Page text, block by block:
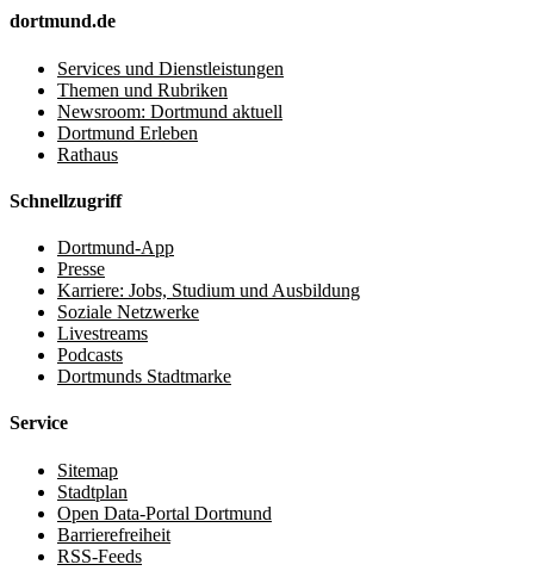
dortmund.de
Services und Dienstleistungen
Themen und Rubriken
Newsroom: Dortmund aktuell
Dortmund Erleben
Rathaus
Schnellzugriff
Dortmund-App
Presse
Karriere: Jobs, Studium und Ausbildung
Soziale Netzwerke
Livestreams
Podcasts
Dortmunds Stadtmarke
Service
Sitemap
Stadtplan
Open Data-Portal Dortmund
Barrierefreiheit
RSS-Feeds